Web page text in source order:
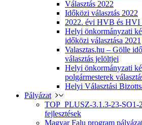
Választás 2022
Időközi választás 2022
2022. évi HVB és HVI
Helyi önkormányzati
időközi választása 2021
Valasztas.hu – Gölle
választás jelöltjei
Helyi önkormányzati
polgármesterek
Helyi Választási
Pályázat
TOP_PLUSZ-3.1.3-23-SO1-
fejlesztések
Magyar Falu program